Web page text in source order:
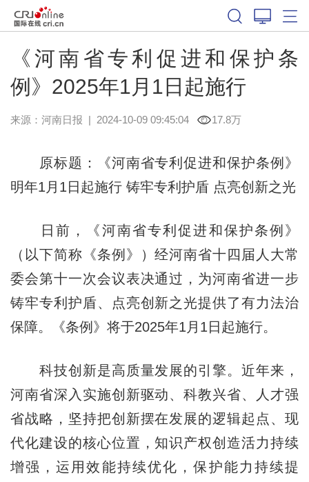
《河南省专利促进和保护条
例》2025年1月1日起施行
来源： 河南日报 | 2024-10-09 09:45:04 17.8万
原标题：《河南省专利促进和保护条例》
明年1月1日起施行 铸牢专利护盾 点亮创新之光
日前，《河南省专利促进和保护条例》
（以下简称《条例》）经河南省十四届人大常
委会第十一次会议表决通过，为河南省进一步
铸牢专利护盾、点亮创新之光提供了有力法治
保障。《条例》将于2025年1月1日起施行。
科技创新是高质量发展的引擎。近年来，
河南省深入实施创新驱动、科教兴省、人才强
省战略，坚持把创新摆在发展的逻辑起点、现
代化建设的核心位置，知识产权创造活力持续
增强，运用效能持续优化，保护能力持续提